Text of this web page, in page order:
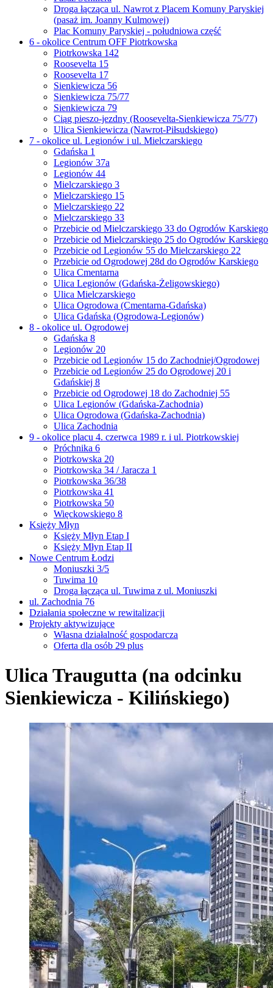
Droga łącząca ul. Nawrot z Placem Komuny Paryskiej
(pasaż im. Joanny Kulmowej)
Plac Komuny Paryskiej - południowa część
6 - okolice Centrum OFF Piotrkowska
Piotrkowska 142
Roosevelta 15
Roosevelta 17
Sienkiewicza 56
Sienkiewicza 75/77
Sienkiewicza 79
Ciąg pieszo-jezdny (Roosevelta-Sienkiewicza 75/77)
Ulica Sienkiewicza (Nawrot-Piłsudskiego)
7 - okolice ul. Legionów i ul. Mielczarskiego
Gdańska 1
Legionów 37a
Legionów 44
Mielczarskiego 3
Mielczarskiego 15
Mielczarskiego 22
Mielczarskiego 33
Przebicie od Mielczarskiego 33 do Ogrodów Karskiego
Przebicie od Mielczarskiego 25 do Ogrodów Karskiego
Przebicie od Legionów 55 do Mielczarskiego 22
Przebicie od Ogrodowej 28d do Ogrodów Karskiego
Ulica Cmentarna
Ulica Legionów (Gdańska-Żeligowskiego)
Ulica Mielczarskiego
Ulica Ogrodowa (Cmentarna-Gdańska)
Ulica Gdańska (Ogrodowa-Legionów)
8 - okolice ul. Ogrodowej
Gdańska 8
Legionów 20
Przebicie od Legionów 15 do Zachodniej/Ogrodowej
Przebicie od Legionów 25 do Ogrodowej 20 i
Gdańskiej 8
Przebicie od Ogrodowej 18 do Zachodniej 55
Ulica Legionów (Gdańska-Zachodnia)
Ulica Ogrodowa (Gdańska-Zachodnia)
Ulica Zachodnia
9 - okolice placu 4. czerwca 1989 r. i ul. Piotrkowskiej
Próchnika 6
Piotrkowska 20
Piotrkowska 34 / Jaracza 1
Piotrkowska 36/38
Piotrkowska 41
Piotrkowska 50
Więckowskiego 8
Księży Młyn
Księży Młyn Etap I
Księży Młyn Etap II
Nowe Centrum Łodzi
Moniuszki 3/5
Tuwima 10
Droga łącząca ul. Tuwima z ul. Moniuszki
ul. Zachodnia 76
Działania społeczne w rewitalizacji
Projekty aktywizujące
Własna działalność gospodarcza
Oferta dla osób 29 plus
Ulica Traugutta (na odcinku
Sienkiewicza - Kilińskiego)